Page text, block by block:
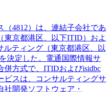
4812）は、連結子会社であ
東京都港区、以下ITID）およ
ティング（東京都港区、以
決定した。電通国際情報サ
併方式で、ITIDおよびisidbc
ビスは、コンサルティングサ
開発ソフトウェア・